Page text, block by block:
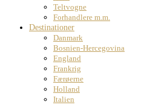
Teltvogne
Forhandlere m.m.
Destinationer
Danmark
Bosnien-Hercegovina
England
Frankrig
Færøerne
Holland
Italien